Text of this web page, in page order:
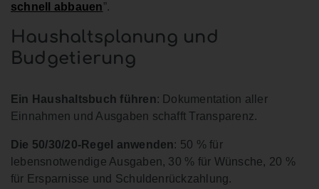
schnell abbauen”.
Haushaltsplanung und
Budgetierung
Ein Haushaltsbuch führen: Dokumentation aller
Einnahmen und Ausgaben schafft Transparenz.
Die 50/30/20-Regel anwenden: 50 % für
lebensnotwendige Ausgaben, 30 % für Wünsche, 20 %
für Ersparnisse und Schuldenrückzahlung.